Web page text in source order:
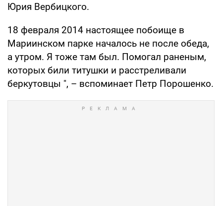
Юрия Вербицкого.
18 февраля 2014 настоящее побоище в
Мариинском парке началось не после обеда,
а утром. Я тоже там был. Помогал раненым,
которых били титушки и расстреливали
беркутовцы ", – вспоминает Петр Порошенко.